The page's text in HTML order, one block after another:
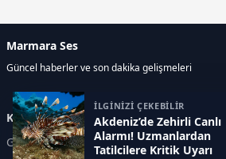
İLGİNİZİ ÇEKEBİLİR
Akdeniz’de Zehirli Canlı
Alarmı! Uzmanlardan
Tatilcilere Kritik Uyarı
Marmara Ses
Güncel haberler ve son dakika gelişmeleri
Kategoriler
GÜNDEM
EKONOMİ